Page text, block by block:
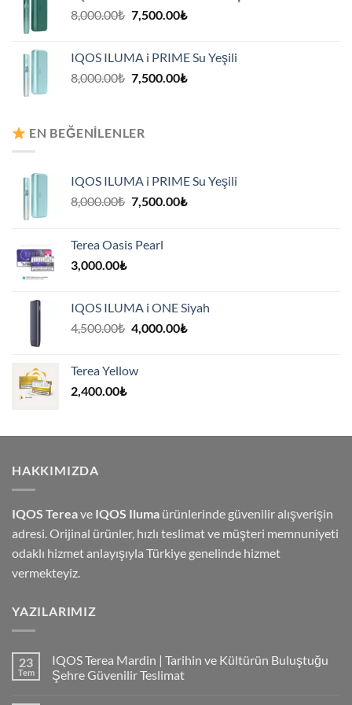
8,000.00₺ Orijinal
7,500.00₺Şu
7,500.00₺.
IQOS ILUMA i PRIME Su Yeşili
8,000.00₺ Orijinal
7,500.00₺Şu
EN BEĞENILENLER
IQOS ILUMA i PRIME Su Yeşili
8,000.00₺ Orijinal
7,500.00₺Şu
Terea Oasis Pearl
3,000.00₺
IQOS ILUMA i ONE Siyah
4,500.00₺ Orijinal
4,000.00₺Şu
Terea Yellow
2,400.00₺
HAKKIMIZDA
IQOS Tereave IQOS Iluma ürünlerinde güvenilir alışverişin
adresi. Orijinal ürünler, hızlı teslimat ve müşteri memnuniyeti
odaklı hizmet anlayışıyla Türkiye genelinde hizmet
vermekteyiz.
YAZILARIMIZ
23
Tem
IQOS Terea Mardin | Tarihin ve Kültürün Buluştuğu
Şehre Güvenilir Teslimat